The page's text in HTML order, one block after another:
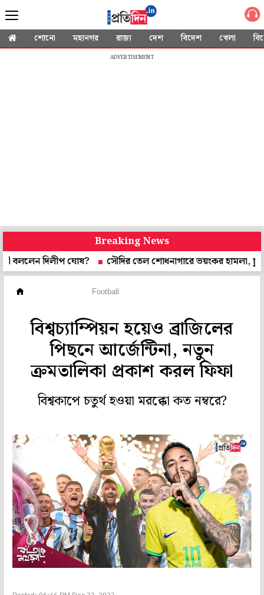
শোনো মহানগর রাজ্য দেশ বিদেশ খেলা
ADVERTISEMENT
Breaking News
দিলীপ ঘোষ?
সৌদির তেল শোধনাগারে ভয়ংকর হামলা, চুক্তির
Football
বিশ্বচ্যাম্পিয়ন হয়েও ব্রাজিলের
পিছনে আর্জেন্টিনা, নতুন
ক্রমতালিকা প্রকাশ করল ফিফা
বিশ্বকাপে চতুর্থ হওয়া মরক্কো কত নম্বরে?